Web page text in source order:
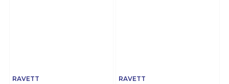
RAVETT RAVETT